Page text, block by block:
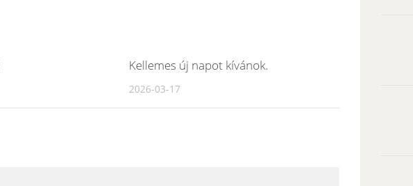
Kellemes új napot kívánok.
2026-03-17